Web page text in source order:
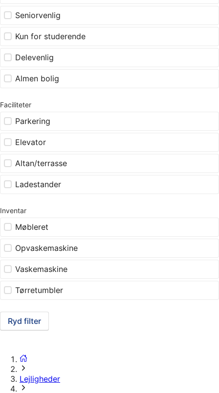
Seniorvenlig
Kun for studerende
Delevenlig
Almen bolig
Faciliteter
Parkering
Elevator
Altan/terrasse
Ladestander
Inventar
Møbleret
Opvaskemaskine
Vaskemaskine
Tørretumbler
Ryd filter
Lejligheder